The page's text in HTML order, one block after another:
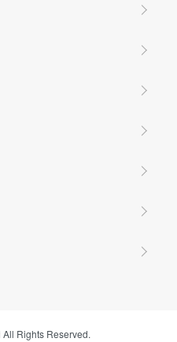
Rights Reserved.